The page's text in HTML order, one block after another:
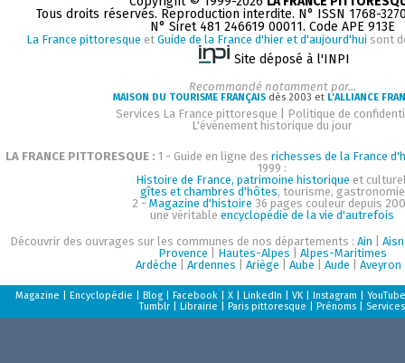
Tous droits réservés. Reproduction interdite. N° ISSN 1768-
N° Siret 481 246619 00011. Code APE 913E
La France pittoresque et Guide de la France d'hier et d'aujourd'hui sont
Site déposé à l'INPI
Recommandé notamment par...
MAISON DU TOURISME FRANÇAISdès 2003 et L'ALLIANCE
Services La France pittoresque
Politique de
L'événement historique du jour
LA FRANCE PITTORESQUE : 1 - Guide en ligne des richesses de la France
1999 :
Histoire de France, patrimoine historique et
gîtes et chambres d'hôtes, tourisme, gastronomie
2 - Magazine d'histoire 36 pages couleur depuis
une véritable encyclopédie de la vie d'autrefois
Découvrir des ouvrages sur les communes de nos départements : Ain
Provence
Hautes-Alpes
Alpes-Maritimes
Ardèche
Ardennes Ariège Aube Aude Aveyron
Magazine Encyclopédie Blog Facebook X LinkedIn VK Instagram
YouTube
Tumblr
Librairie Paris pittoresque Prénoms Services